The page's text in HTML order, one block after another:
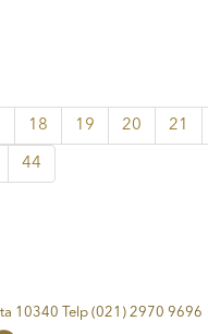
18 19 20 21
44
10340 Telp (021) 2970 9696